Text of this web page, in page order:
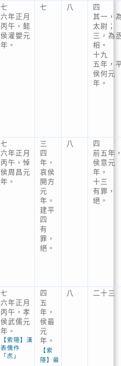
七
六年正月
丙午，懿
侯灌嬰元
年。
七 八
四
其一，
太尉；
三，為
相。
十九
五年，
侯何元
年。
七
六年正月
丙午，悼
侯周昌元
年。
三
四
年，
哀侯
開方
元
年。
建平
四
有
罪，
絕。
八
四
前五年
侯意元
年。
十三
有罪，
絕。
七
六年正月
丙午，孝
侯武儒元
年。
【索隱】漢
表儒作
「虎」
四
五
年，
侯最
元
年。
【索
隱】最
八 二十三